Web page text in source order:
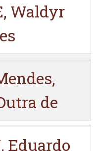
Waldyr
de
Eduardo